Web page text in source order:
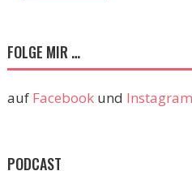
FOLGE MIR …
auf Facebookund Instagram
PODCAST